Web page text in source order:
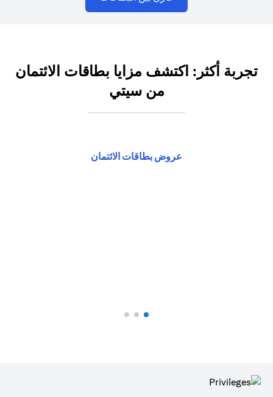
تجربة أكثر: اكتشف مزايا بطاقات الائتمان
من سيتي
عروض بطاقات الائتمان